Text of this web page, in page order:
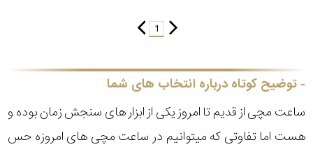
1
توضیح کوتاه درباره انتخاب های شما
ساعت مچی از قدیم تا امروز یکی از ابزار های سنجش زمان بوده و
هست اما تفاوتی که میتوانیم در ساعت مچی های امروزه حس